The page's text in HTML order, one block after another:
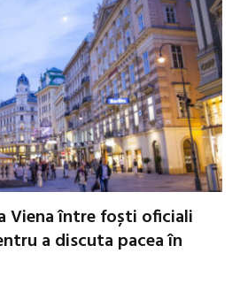
Viena între foști oficiali
a discuta pacea în